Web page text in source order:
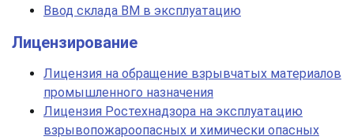
Ввод склада ВМ в эксплуатацию
Лицензирование
Лицензия на обращение взрывчатых материалов
промышленного назначения
Лицензия Ростехнадзора на эксплуатацию
взрывопожароопасных и химически опасных